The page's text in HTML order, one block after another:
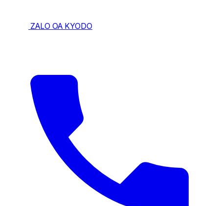
ZALO OA KYODO